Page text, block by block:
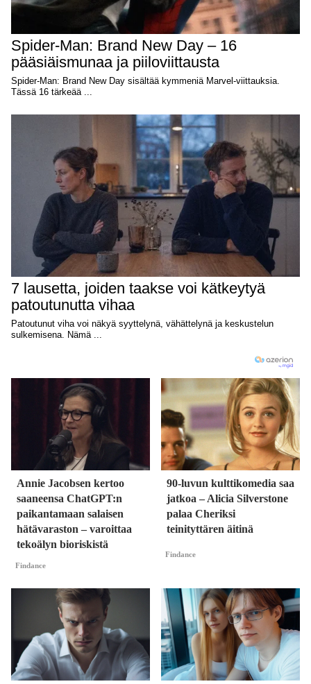
Annie Jacobsen kertoo
saaneensa ChatGPT:n
paikantamaan salaisen
hätävaraston – varoittaa
tekoälyn bioriskistä
Findance
90-luvun kulttikomedia saa
jatkoa – Alicia Silverstone
palaa Cheriksi
teinityttären äitinä
Findance